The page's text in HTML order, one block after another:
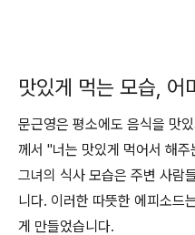
맛있게 먹는 모습, 어
문근영은 평소에도 음식을 맛
께서 "너는 맛있게 먹어서 해
그녀의 식사 모습은 주변 사람
니다. 이러한 따뜻한 에피소드
게 만들었습니다.